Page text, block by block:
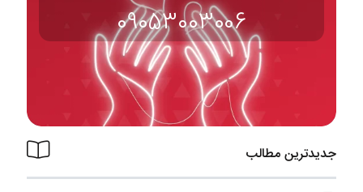
09053003006
جدیدترین مطالب